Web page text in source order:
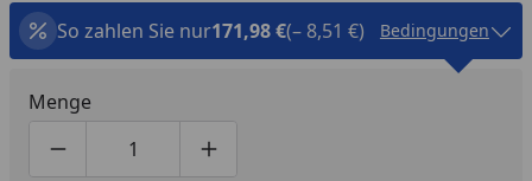
So zahlen Sie nur171,98 €(– 8,51 €) Bedingungen
Menge
Produktmenge um eins verringern
Produktmenge manuell eingeben
Produktmenge um eins erhöhen